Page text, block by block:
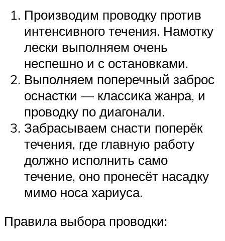
Производим проводку против
интенсивного течения. Намотку
лески выполняем очень
неспешно и с остановками.
Выполняем поперечный заброс
оснастки — классика жанра, и
проводку по диагонали.
Забрасываем снасти поперёк
течения, где главную работу
должно исполнить само
течение, оно пронесёт насадку
мимо носа хариуса.
Правила выбора проводки: